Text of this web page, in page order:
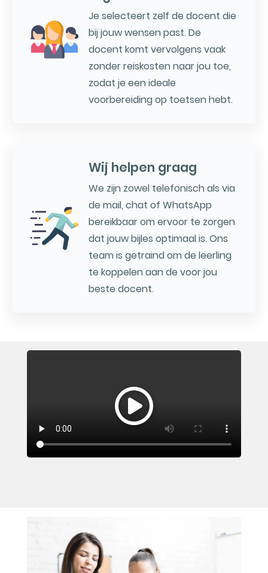
Je selecteert zelf de docent die
bij jouw wensen past. De
docent komt vervolgens vaak
zonder reiskosten naar jou toe,
zodat je een ideale
voorbereiding op toetsen hebt.
Wij helpen graag
We zijn zowel telefonisch als via
de mail, chat of WhatsApp
bereikbaar om ervoor te zorgen
dat jouw bijles optimaal is. Ons
team is getraind om de leerling
te koppelen aan de voor jou
beste docent.